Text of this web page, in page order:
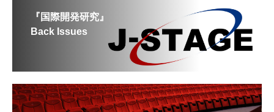
『国際開発研究』
Back Issues